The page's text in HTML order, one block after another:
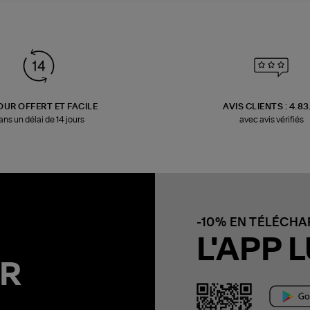
OFFERT ET FACILE
un délai de 14 jours
AVIS CLIENTS :
avec avis vérifiés
-10% EN
L'APP